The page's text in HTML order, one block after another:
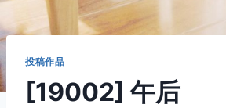
投稿作品
[19002] 午后